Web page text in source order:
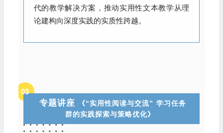
代的教学解决方案，推动实用性文本教学从理
论建构向深度实践的实质性跨越。
03
专题讲座 《“实用性阅读与交流” 学习任务
群的实践探索与策略优化》